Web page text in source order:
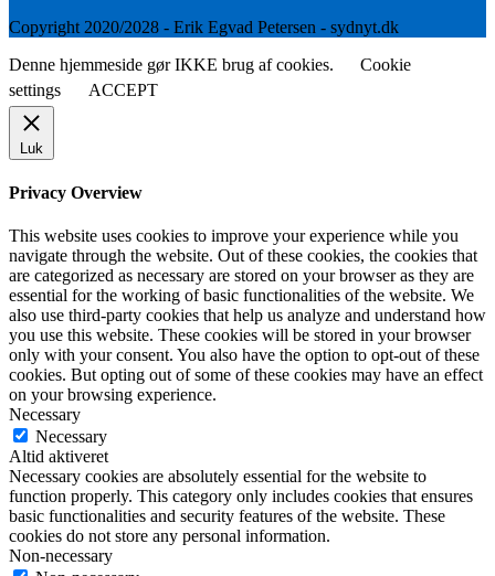
Copyright 2020/2028 - Erik Egvad Petersen - sydnyt.dk
Denne hjemmeside gør IKKE brug af cookies.
Cookie
settings
ACCEPT
Luk
Privacy Overview
This website uses cookies to improve your experience while you
navigate through the website. Out of these cookies, the cookies that
are categorized as necessary are stored on your browser as they are
essential for the working of basic functionalities of the website. We
also use third-party cookies that help us analyze and understand how
you use this website. These cookies will be stored in your browser
only with your consent. You also have the option to opt-out of these
cookies. But opting out of some of these cookies may have an effect
on your browsing experience.
Necessary
Necessary
Altid aktiveret
Necessary cookies are absolutely essential for the website to
function properly. This category only includes cookies that ensures
basic functionalities and security features of the website. These
cookies do not store any personal information.
Non-necessary